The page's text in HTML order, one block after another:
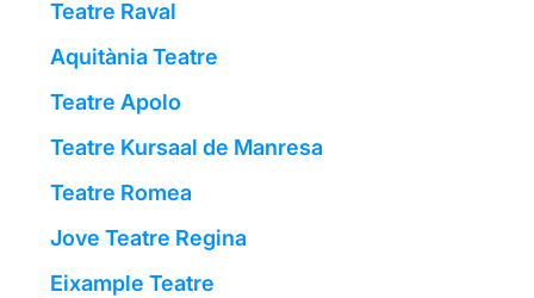
Teatre Raval
Aquitània Teatre
Teatre Apolo
Teatre Kursaal de Manresa
Teatre Romea
Jove Teatre Regina
Eixample Teatre